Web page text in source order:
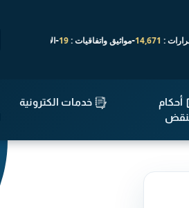
:
14,671
-مواثيق واتفاقيات :19
-الأحكام :
أحكام
خدمات الكترونية